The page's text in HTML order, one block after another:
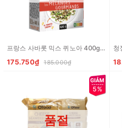
프랑스 사바롯 믹스 퀴노아 400g Hat diem mach kho Quinoa mix
175.750₫ 185.000₫
5%
품절